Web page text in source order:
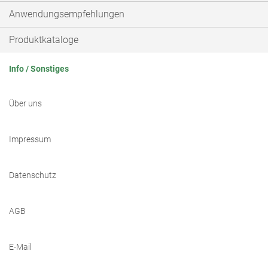
Anwendungsempfehlungen
Produktkataloge
Info / Sonstiges
Über uns
Impressum
Datenschutz
AGB
E-Mail